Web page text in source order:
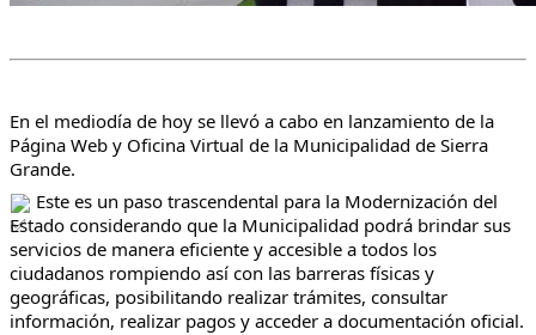
En el mediodía de hoy se llevó a cabo en lanzamiento de la
Página Web y Oficina Virtual de la Municipalidad de Sierra
Grande.
Este es un paso trascendental para la Modernización del
Estado considerando que la Municipalidad podrá brindar sus
servicios de manera eficiente y accesible a todos los
ciudadanos rompiendo así con las barreras físicas y
geográficas, posibilitando realizar trámites, consultar
información, realizar pagos y acceder a documentación oficial.